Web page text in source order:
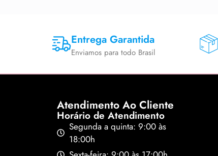
Entrega Garantida
Enviamos para todo Brasil
Atendimento Ao Cliente
Horário de Atendimento
Segunda a quinta: 9:00 às
18:00h